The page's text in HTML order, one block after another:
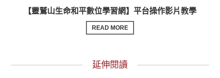
【靈鷲山生命和平數位學習網】平台操作影片教學
READ MORE
延伸閱讀